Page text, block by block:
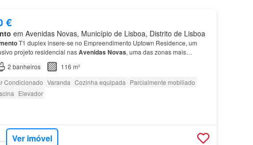
€
em Avenidas Novas, Município de Lisboa, Distrito de Lisboa
T1 duplex insere-se no Empreendimento Uptown Residence, um
projeto residencial nasAvenidas Novas, uma das zonas mais
dos bairros mais tranquilos, sofisticados e desejados de L…
2 banheiros
116 m²
Condicionado Varanda Cozinha equipada Parcialmente mobiliado
Elevador
Ver imóvel